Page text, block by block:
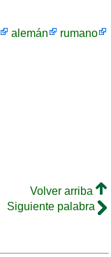
alemán
rumano
Volver arriba
Siguiente palabra